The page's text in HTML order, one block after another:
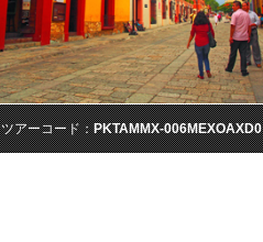
ツアーコード：PKTAMMX-006MEXOAXD0